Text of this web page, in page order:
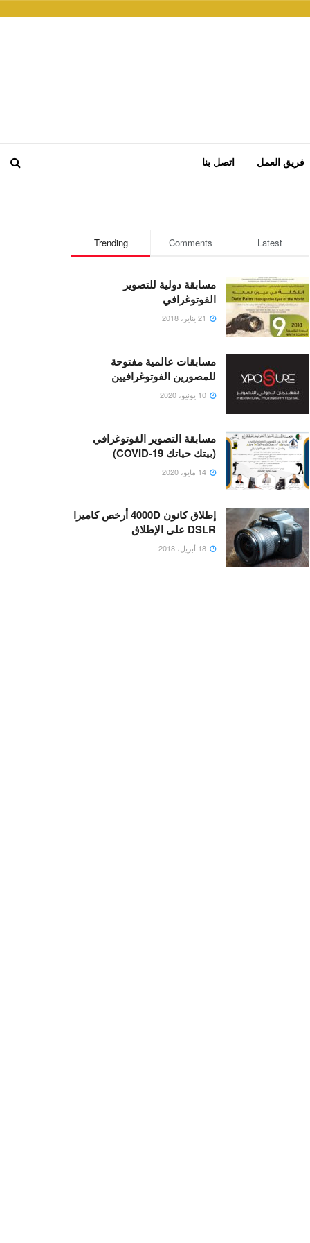
فريق العمل اتصل بنا
Trending Comments Latest
مسابقة دولية للتصوير
الفوتوغرافي
مسابقات عالمية مفتوحة
للمصورين الفوتوغرافيين
مسابقة التصوير الفوتوغرافي
(بيتك حياتك COVID-19)
إطلاق كانون 4000D أرخص كاميرا
DSLR على الإطلاق